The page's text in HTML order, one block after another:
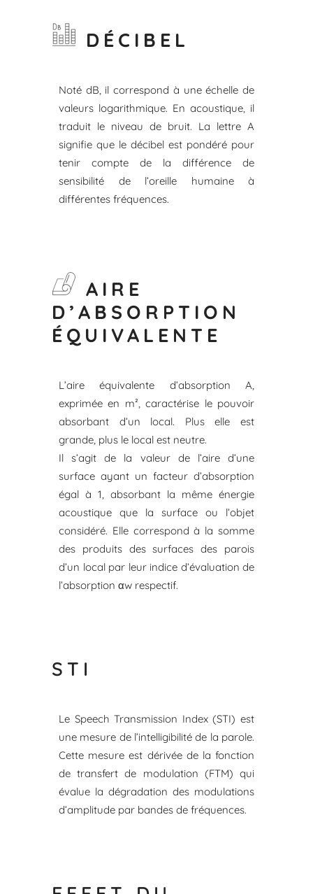
DÉCIBEL
Noté dB, il correspond à une échelle de
valeurs logarithmique. En acoustique, il
traduit le niveau de bruit. La lettre A
signifie que le décibel est pondéré pour
tenir compte de la différence de
sensibilité de l’oreille humaine à
différentes fréquences.
AIRE
D’ABSORPTION
ÉQUIVALENTE
L’aire équivalente d’absorption A,
exprimée en m², caractérise le pouvoir
absorbant d’un local. Plus elle est
grande, plus le local est neutre.
Il s’agit de la valeur de l’aire d’une
surface ayant un facteur d’absorption
égal à 1, absorbant la même énergie
acoustique que la surface ou l’objet
considéré. Elle correspond à la somme
des produits des surfaces des parois
d’un local par leur indice d’évaluation de
l’absorption αw respectif.
STI
Le Speech Transmission Index (STI) est
une mesure de l’intelligibilité de la parole.
Cette mesure est dérivée de la fonction
de transfert de modulation (FTM) qui
évalue la dégradation des modulations
d’amplitude par bandes de fréquences.